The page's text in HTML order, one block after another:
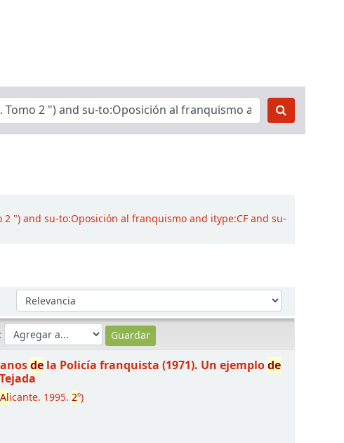
") and su-to:Oposición al franquismo and itype:CF and su-
Ordenar por:
dela Policía franquista (1971). Un ejemplode
Alicante. 1995. 2º)